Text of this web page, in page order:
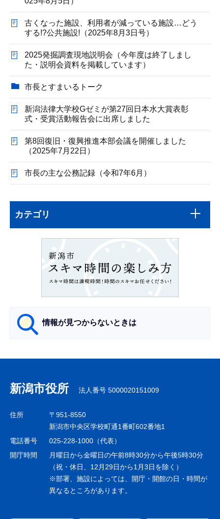
古くなった施設、利用者が減っている施設…どう
する!?公共施設!（2025年8月3日号）
2025発掘調査現地説明会（今年度は終了しまし
た・説明会資料を掲載しています）
市長とすまいるトーク
新潟法律大学校Gゼミが第27回日本水大賞表彰
式・受賞活動報告会に出席しました
第8回復旧・復興推進本部会議を開催しました
（2025年7月22日）
市長の主な公務記録（令和7年6月）
文
ン
か
カテゴリ
情報が見つからないときは
ナ
ビ
ゲ
シ
ョ
新潟市役所 法人番号 5000020151009
住所
〒951-8550
新潟市中央区学校町通1番町602番地1
電話番号
025-228-1000（代表）
開庁時間
月曜日から金曜日の午前8時30分から午後5時30分
（祝・休日、12月29日から1月3日を除く）
※部署、施設によっては、開庁・開館の日・時間が
異なるところがあります。